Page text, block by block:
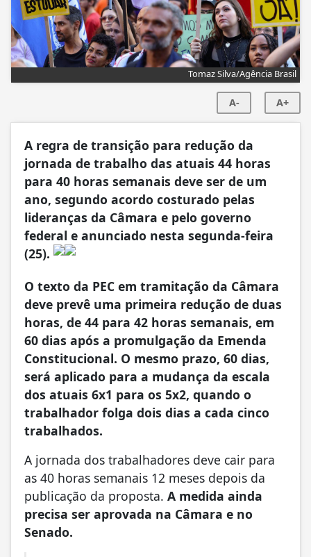
Tomaz Silva/Agência Brasil
A- A+
A regra de transição para redução da
jornada de trabalho das atuais 44 horas
para 40 horas semanais deve ser de um
ano, segundo acordo costurado pelas
lideranças da Câmara e pelo governo
federal e anunciado nesta segunda-feira
(25).
O texto da PEC em tramitação da Câmara
deve prevê uma primeira redução de duas
horas, de 44 para 42 horas semanais, em
60 dias após a promulgação da Emenda
Constitucional. O mesmo prazo, 60 dias,
será aplicado para a mudança da escala
dos atuais 6x1 para os 5x2, quando o
trabalhador folga dois dias a cada cinco
trabalhados.
A jornada dos trabalhadores deve cair para
as 40 horas semanais 12 meses depois da
publicação da proposta. A medida ainda
precisa ser aprovada na Câmara e no
Senado.